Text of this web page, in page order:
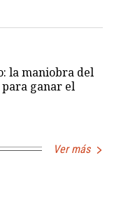
la maniobra del
ganar el
Ver más